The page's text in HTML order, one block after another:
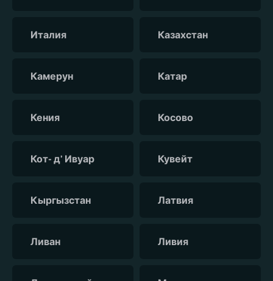
Италия Казахстан
Камерун Катар
Кения Косово
Кот- д’ Ивуар Кувейт
Кыргызстан Латвия
Ливан Ливия